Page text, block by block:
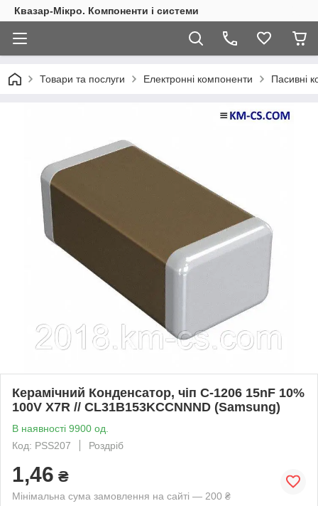
Квазар-Мікро. Компоненти і системи
Товари та послуги Електронні компоненти Пасивні
Керамічний Конденсатор, чіп C-1206 15nF 10%
100V X7R // CL31B153KCCNNND (Samsung)
В наявності 9900 од.
Код: PSS207
Роздріб
1,46 ₴
Мінімальна сума замовлення на сайті — 200 ₴